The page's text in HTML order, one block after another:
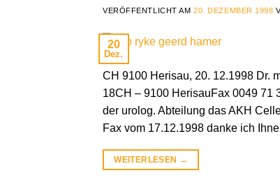
VERÖFFENTLICHT AM20. DEZEMBER 1998
20
Dez.
CH 9100 Herisau, 20. 12.1998 Dr.
18CH – 9100 HerisauFax 0049 71
der urolog. Abteilung das AKH
Fax vom 17.12.1998 danke ich
WEITERLESEN →